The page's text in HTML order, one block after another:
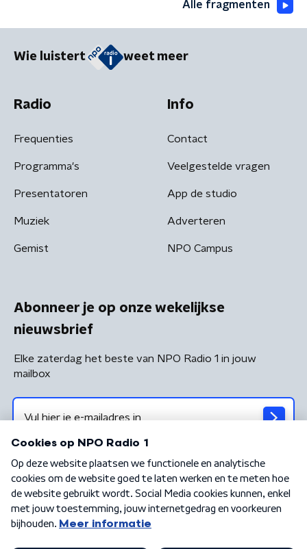
Alle fragmenten
Wie luistert weet meer
Radio
Frequenties
Programma's
Presentatoren
Muziek
Gemist
Info
Contact
Veelgestelde vragen
App de studio
Adverteren
NPO Campus
Abonneer je op onze wekelijkse
nieuwsbrief
Elke zaterdag het beste van NPO Radio 1 in jouw
mailbox
Algemene voorwaarden